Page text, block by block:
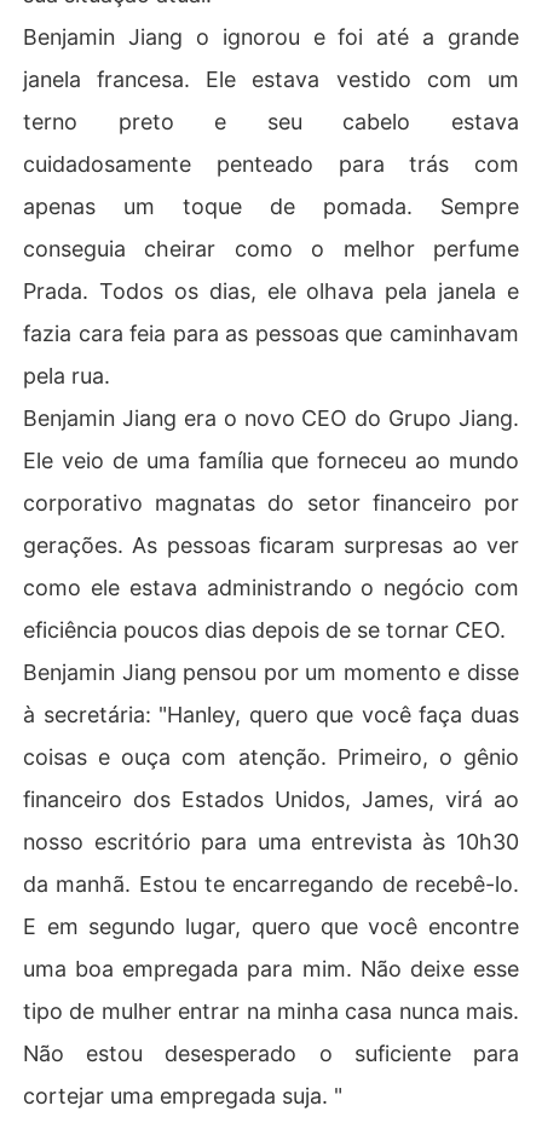
Benjamin Jiang o ignorou e foi até a grande
janela francesa. Ele estava vestido com um
terno preto e seu cabelo estava
cuidadosamente penteado para trás com
apenas um toque de pomada. Sempre
conseguia cheirar como o melhor perfume
Prada. Todos os dias, ele olhava pela janela e
fazia cara feia para as pessoas que caminhavam
pela rua.
Benjamin Jiang era o novo CEO do Grupo Jiang.
Ele veio de uma família que forneceu ao mundo
corporativo magnatas do setor financeiro por
gerações. As pessoas ficaram surpresas ao ver
como ele estava administrando o negócio com
eficiência poucos dias depois de se tornar CEO.
Benjamin Jiang pensou por um momento e disse
à secretária: "Hanley, quero que você faça duas
coisas e ouça com atenção. Primeiro, o gênio
financeiro dos Estados Unidos, James, virá ao
nosso escritório para uma entrevista às 10h30
da manhã. Estou te encarregando de recebê-lo.
E em segundo lugar, quero que você encontre
uma boa empregada para mim. Não deixe esse
tipo de mulher entrar na minha casa nunca mais.
Não estou desesperado o suficiente para
cortejar uma empregada suja. "